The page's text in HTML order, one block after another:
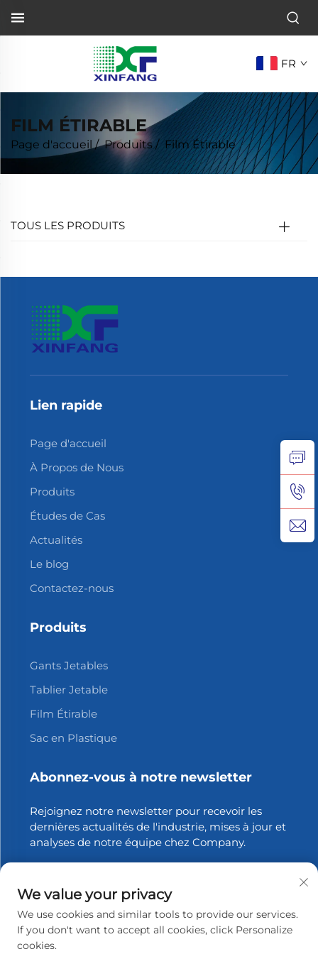
FR
FILM ÉTIRABLE
Page d'accueil/Produits/ Film Étirable
TOUS LES PRODUITS
Lien rapide
Page d'accueil
À Propos de Nous
Produits
Études de Cas
Actualités
Le blog
Contactez-nous
Produits
Gants Jetables
Tablier Jetable
Film Étirable
Sac en Plastique
Abonnez-vous à notre newsletter
Rejoignez notre newsletter pour recevoir les
dernières actualités de l'industrie, mises à jour et
analyses de notre équipe chez Company.
Copyright © 2026 Zhangjiagang Xinfang Packaging
We value your privacy
We use cookies and similar tools to provide our services.
If you don't want to accept all cookies, click Personalize
cookies.